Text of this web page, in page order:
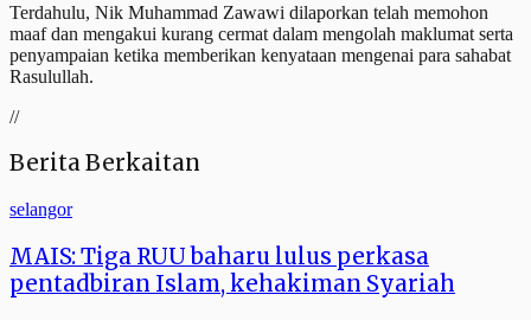
Terdahulu, Nik Muhammad Zawawi dilaporkan telah memohon
maaf dan mengakui kurang cermat dalam mengolah maklumat serta
penyampaian ketika memberikan kenyataan mengenai para sahabat
Rasulullah.
//
Berita Berkaitan
selangor
MAIS: Tiga RUU baharu lulus perkasa
pentadbiran Islam, kehakiman Syariah